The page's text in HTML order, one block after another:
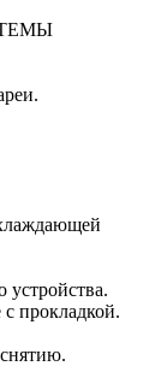
устройства.
прокладкой.